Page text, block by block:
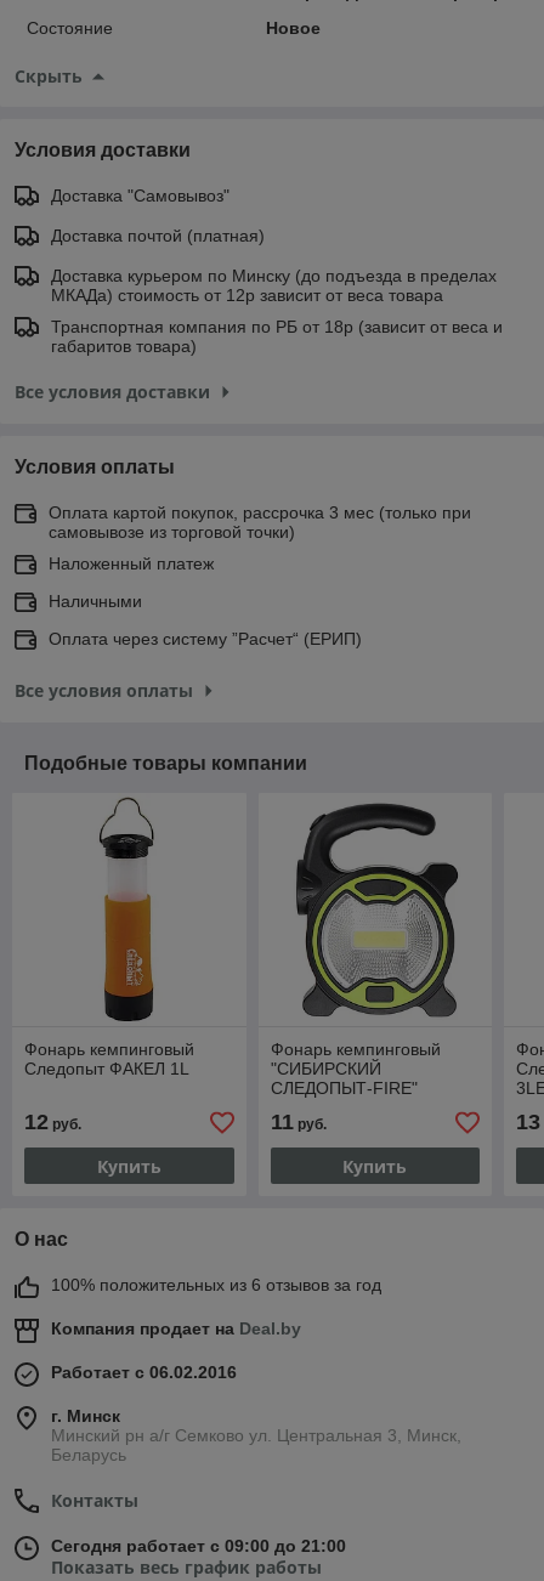
Состояние
Новое
Скрыть
Условия доставки
Доставка "Самовывоз"
Доставка почтой (платная)
Доставка курьером по Минску (до подъезда в пределах
МКАДа) стоимость от 12р зависит от веса товара
Транспортная компания по РБ от 18р (зависит от веса и
габаритов товара)
Все условия доставки
Условия оплаты
Оплата картой покупок, рассрочка 3 мес (только при
самовывозе из торговой точки)
Наложенный платеж
Наличными
Оплата через систему ”Расчет“ (ЕРИП)
Все условия оплаты
Подобные товары компании
Фонарь кемпинговый
Следопыт ФАКЕЛ 1L
12 руб.
Купить
Фонарь кемпинговый
"СИБИРСКИЙ
СЛЕДОПЫТ-FIRE"
11руб.
Купить
13
О нас
100% положительных из 6 отзывов за год
Компания продает на Deal.by
Работает с 06.02.2016
г. Минск
Минский рн а/г Семково ул. Центральная 3, Минск,
Беларусь
Контакты
Сегодня работает с 09:00 до 21:00
Показать весь график работы